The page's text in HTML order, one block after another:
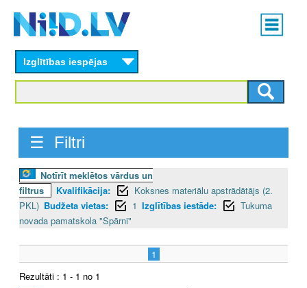
content
Main
menu
Izglītības iespējas
☰ Filtri
Notīrīt meklētos vārdus un
filtrus
Kvalifikācija:
Koksnes materiālu apstrādātājs (2.
PKL) Budžeta vietas: 1 Izglītības iestāde:
Tukuma
novada pamatskola "Spārni"
1
Rezultāti : 1 - 1 no 1